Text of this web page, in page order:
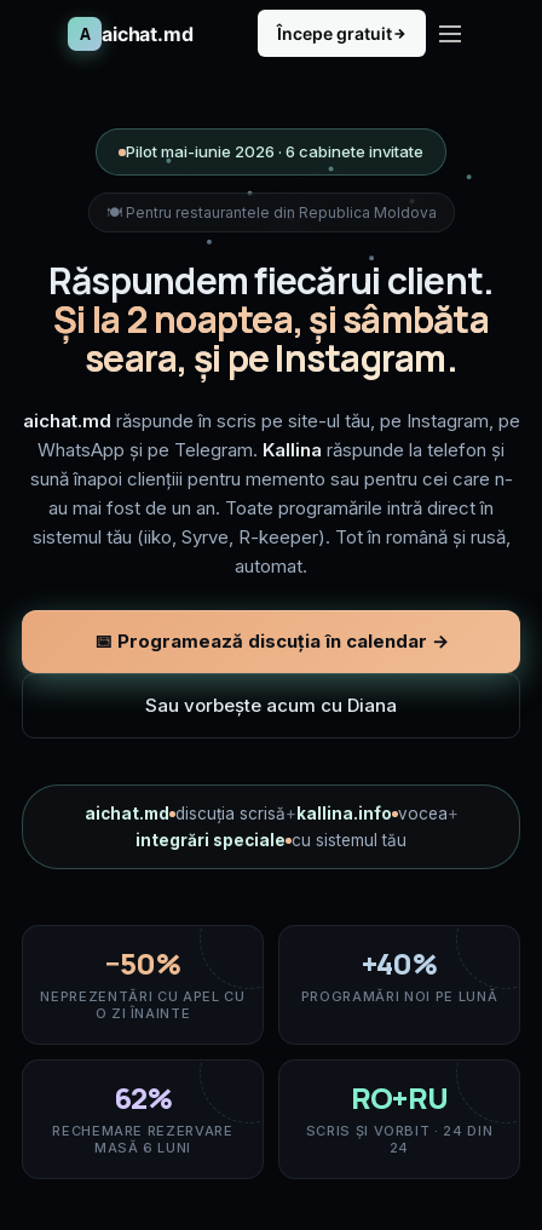
A aichat.md Începe gratuit
Pilot mai-iunie 2026 · 6 cabinete invitate
🍽️ Pentru restaurantele din Republica Moldova
Răspundem fiecărui client.
Și la 2 noaptea, și sâmbăta
seara, și pe Instagram.
aichat.md răspunde în scris pe site-ul tău, pe Instagram, pe
WhatsApp și pe Telegram. Kallina răspunde la telefon și
sună înapoi cliențiii pentru memento sau pentru cei care n-
au mai fost de un an. Toate programările intră direct în
sistemul tău (iiko, Syrve, R-keeper). Tot în română și rusă,
automat.
📅 Programează discuția în calendar →
Sau vorbește acum cu Diana
aichat.md discuția scrisă+ kallina.info vocea+
integrări speciale cu sistemul tău
−50%
NEPREZENTĂRI CU APEL CU
O ZI ÎNAINTE
+40%
PROGRAMĂRI NOI PE LUNĂ
62%
RECHEMARE REZERVARE
MASĂ 6 LUNI
RO+RU
SCRIS ȘI VORBIT · 24 DIN
24